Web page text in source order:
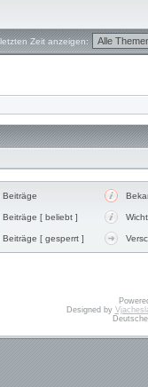
Zeit anzeigen:
[ beliebt ]
[ gesperrt ]
Designed by